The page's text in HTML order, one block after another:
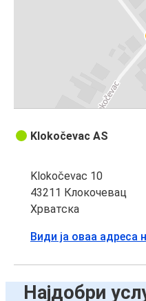
Klokočevac AS
Klokočevac 10
43211 Клокочевац
Хрватска
Види ја оваа адреса
Најдобри